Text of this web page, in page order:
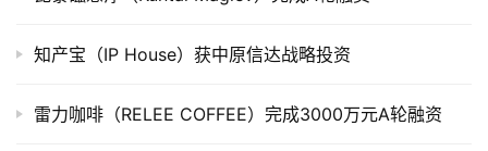
知产宝（IP House）获中原信达战略投资
雷力咖啡（RELEE COFFEE）完成3000万元A轮融资